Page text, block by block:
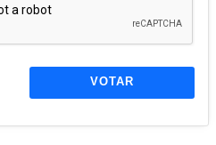
VOTAR